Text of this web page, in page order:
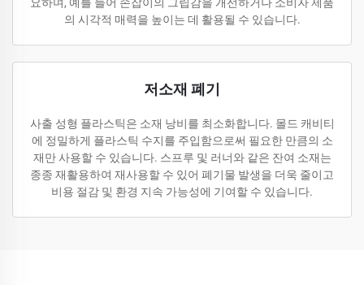
요하며, 예를 들어 손잡이의 그립감을 개선하거나 소비자 제품
의 시각적 매력을 높이는 데 활용될 수 있습니다.
저소재 폐기
사출 성형 플라스틱은 소재 낭비를 최소화합니다. 몰드 캐비티
에 정밀하게 플라스틱 수지를 주입함으로써 필요한 만큼의 소
재만 사용할 수 있습니다. 스프루 및 러너와 같은 잔여 소재는
종종 재활용하여 재사용할 수 있어 폐기물 발생을 더욱 줄이고
비용 절감 및 환경 지속 가능성에 기여할 수 있습니다.